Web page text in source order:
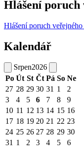
Hlášení poruch
Hlášení poruch
Kalendář
Srpen2026
Po Út St Čt Pá So Ne
27 28 29 30 31 1
2
3
4 5 6 7 8
9
10 11 12 13 14 15 16
17 18 19 20 21 22 23
24 25 26 27 28 29 30
31 1 2 3 4 5 6